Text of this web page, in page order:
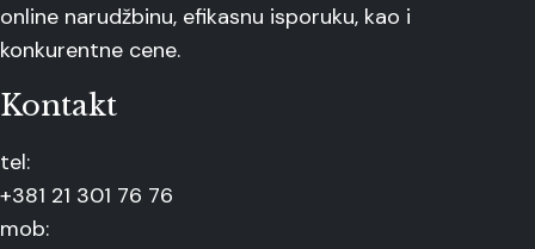
online narudžbinu, efikasnu isporuku, kao i
konkurentne cene.
Kontakt
tel:
+381 21 301 76 76
mob: